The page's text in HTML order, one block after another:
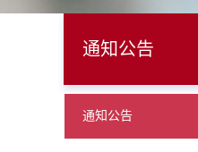
通知公告
通知公告